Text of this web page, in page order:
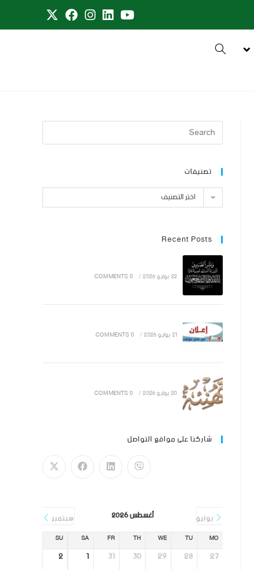
تصنيفات
اختر التصنيف
Recent Posts
22 يوليو 2026 /
0 COMMENTS
21 يوليو 2026 /
0 COMMENTS
20 يوليو 2026 /
0 COMMENTS
شاركنا على مواقع التواصل
يوليو أغسطس 2026 سبتمبر
MO
TU
WE
TH
FR
SA
SU
27
28
29
30
31
1
2